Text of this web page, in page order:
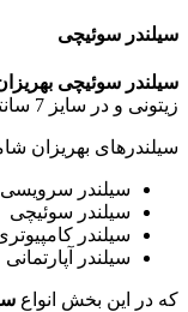
سیلندر سوئیچی
سیلندر سوئیچی
زیتونی و در سایز 7 سانتی متر در بازار موجود می باشد.
سیلندرهای بهریزان شامل 4 مدل می
سیلندر سرویسی
سیلندر سوئیچی
سیلندر کامپیوتری در سه
سیلندر آپارتمانی
که در این بخش انواع